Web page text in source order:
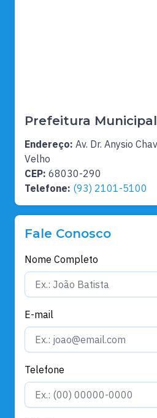
Prefeitura
Endereço: Av. Dr. Anysio
Velho
CEP: 68030-290
Telefone: (93) 2101-5100
Fale Conosco
Nome Completo
E-mail
Telefone